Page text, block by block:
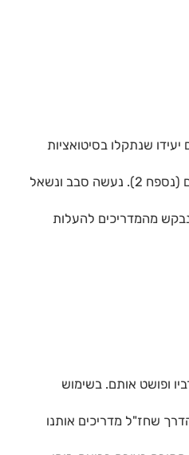
שנתקלו בסיטואציות
ונשאל
מהמדריכים להעלות
ופושט אותם. בשימוש
שחז"ל מדריכים אותנו